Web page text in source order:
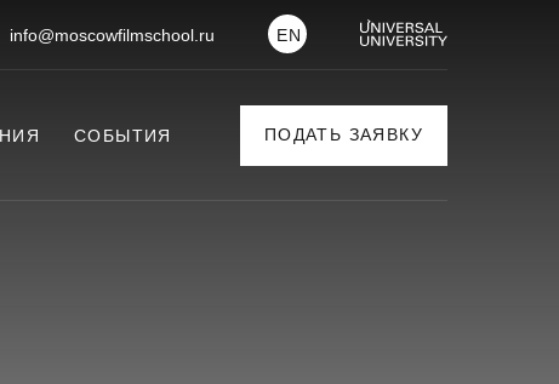
info@moscowfilmschool.ru EN
СОБЫТИЯ ПОДАТЬ ЗАЯВКУ